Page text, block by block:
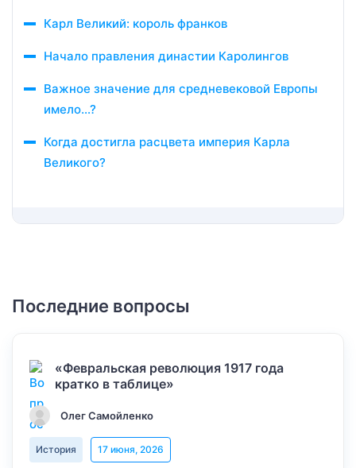
Карл Великий: король франков
Начало правления династии Каролингов
Важное значение для средневековой Европы
имело…?
Когда достигла расцвета империя Карла
Великого?
Последние вопросы
«Февральская революция 1917 года
кратко в таблице»
Олег Самойленко
История 17 июня, 2026